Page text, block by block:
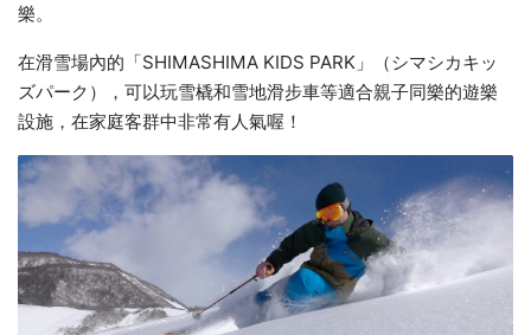
樂。
在滑雪場內的「SHIMASHIMA KIDS PARK」（シマシカキッ
ズパーク），可以玩雪橇和雪地滑步車等適合親子同樂的遊樂
設施，在家庭客群中非常有人氣喔！